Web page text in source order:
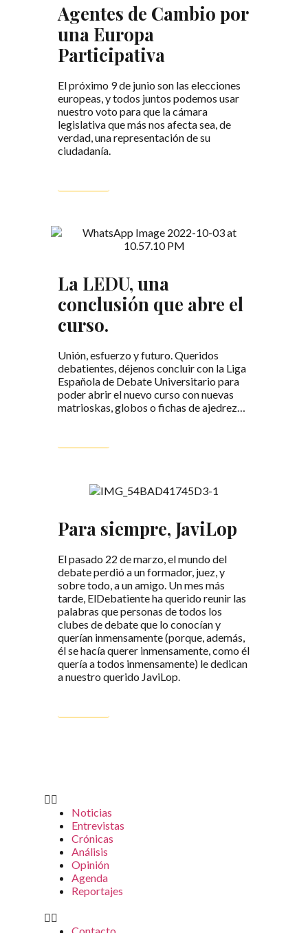
Agentes de Cambio por
una Europa
Participativa
El próximo 9 de junio son las elecciones
europeas, y todos juntos podemos usar
nuestro voto para que la cámara
legislativa que más nos afecta sea, de
verdad, una representación de su
ciudadanía.
La LEDU, una
conclusión que abre el
curso.
Unión, esfuerzo y futuro. Queridos
debatientes, déjenos concluir con la Liga
Española de Debate Universitario para
poder abrir el nuevo curso con nuevas
matrioskas, globos o fichas de ajedrez…
Para siempre, JaviLop
El pasado 22 de marzo, el mundo del
debate perdió a un formador, juez, y
sobre todo, a un amigo. Un mes más
tarde, ElDebatiente ha querido reunir las
palabras que personas de todos los
clubes de debate que lo conocían y
querían inmensamente (porque, además,
él se hacía querer inmensamente, como él
quería a todos inmensamente) le dedican
a nuestro querido JaviLop.
Noticias
Entrevistas
Crónicas
Análisis
Opinión
Agenda
Reportajes